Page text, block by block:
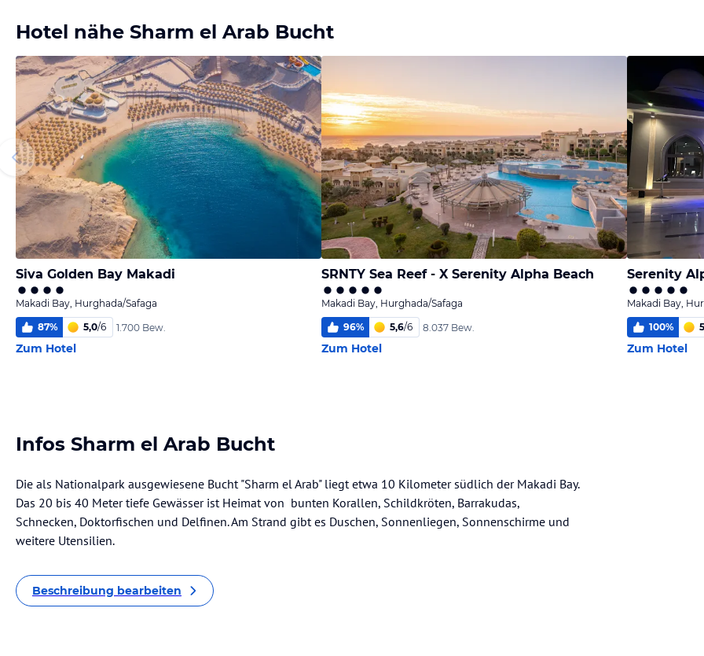
Hotel nähe Sharm el Arab Bucht
Siva Golden Bay Makadi
Makadi Bay, Hurghada/Safaga
87% 5,0/6 1.700 Bew.
Zum Hotel
SRNTY Sea Reef - X Serenity Alpha Beach
Makadi Bay, Hurghada/Safaga
96% 5,6/6 8.037 Bew.
Zum Hotel
Makadi Bay,
100%
Zum Hotel
Infos Sharm el Arab Bucht
Die als Nationalpark ausgewiesene Bucht "Sharm el Arab" liegt etwa 10 Kilometer südlich der Makadi Bay.
Das 20 bis 40 Meter tiefe Gewässer ist Heimat von bunten Korallen, Schildkröten, Barrakudas,
Schnecken, Doktorfischen und Delfinen. Am Strand gibt es Duschen, Sonnenliegen, Sonnenschirme und
weitere Utensilien.
Beschreibung bearbeiten